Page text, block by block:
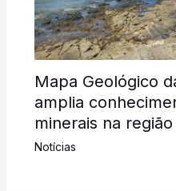
Mapa Geológico
amplia
minerais na região
Notícias